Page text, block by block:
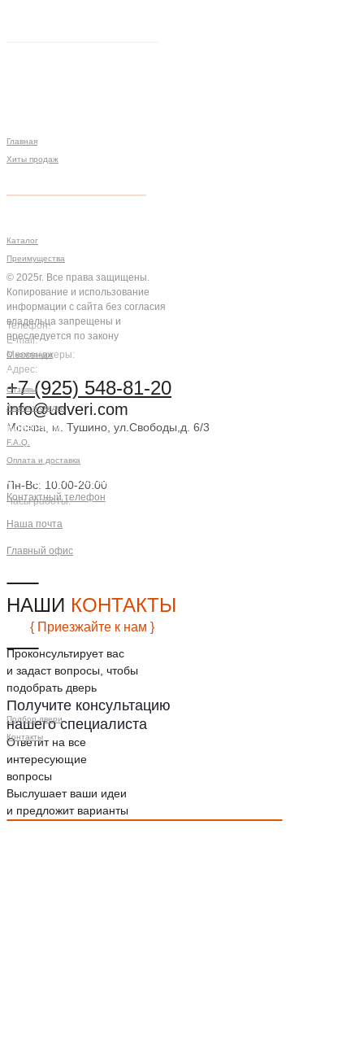
Проконсультирует вас
и задаст вопросы, чтобы
подобрать дверь
Получите консультацию
нашего специалиста
Ответит на все
интересующие
вопросы
Выслушает ваши идеи
и предложит варианты
Телефон:
E-mail:
Мессенджеры:
Адрес:
+7 (925) 548-81-20
info@udveri.com
Москва, м. Тушино, ул.Свободы,д. 6/3
Пн-Вс: 10:00-20:00
Часы работы:
НАШИ КОНТАКТЫ
{ Приезжайте к нам }
Главная
Хиты продаж
Мы на связи
Каталог
Преимущества
© 2025г. Все права защищены.
Копирование и использование
информации с сайта без согласия
владельца запрещены и
преследуется по закону
О компании
Компания
Отзывы
Акции и скидки
Клиентам
F.A.Q.
Оплата и доставка
Контактная информация
Контактный телефон
Наша почта
Главный офис
Подбор двери
Контакты